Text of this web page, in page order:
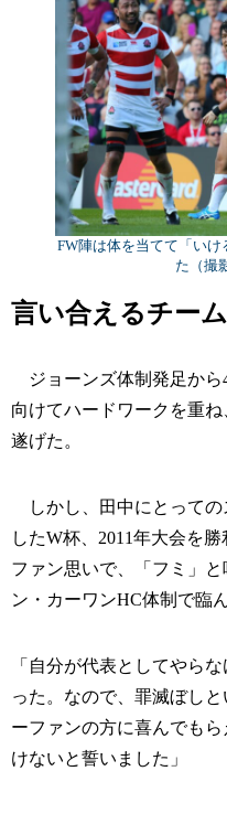
FW陣は体を当てて「い
た（撮
言い合えるチー
ジョーンズ体制発足から
向けてハードワークを重
遂げた。
しかし、田中にとっての
したW杯、2011年大会を
ファン思いで、「フミ」
ン・カーワンHC体制で臨
「自分が代表としてやら
った。なので、罪滅ぼし
ーファンの方に喜んでも
けないと誓いました」